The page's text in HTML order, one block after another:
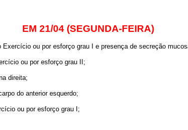
EM 21/04 (SEGUNDA-FEIRA)
Exercício ou por esforço grau I e presença de secreção
ou por esforço grau II;
direita;
do anterior esquerdo;
ou por esforço grau I;